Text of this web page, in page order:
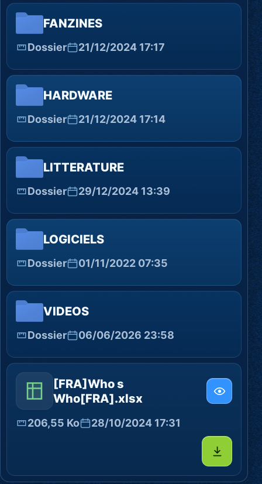
FANZINES
Dossier 21/12/2024 17:17
HARDWARE
Dossier 21/12/2024 17:14
LITTERATURE
Dossier 29/12/2024 13:39
LOGICIELS
Dossier 01/11/2022 07:35
VIDEOS
Dossier 06/06/2026 23:58
[FRA]Who s
Who[FRA].xlsx
206,55 Ko 28/10/2024 17:31